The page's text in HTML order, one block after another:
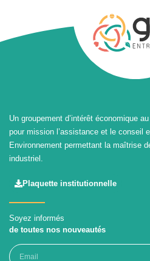
Un groupement d’intérêt économique
pour mission l’assistance et le conseil
Environnement permettant la maîtrise
industriel.
Plaquette institutionnelle
Soyez informés
de toutes nos nouveautés